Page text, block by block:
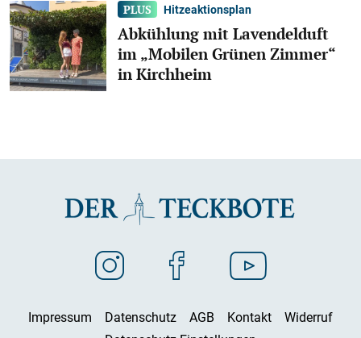
Hitzeaktionsplan
Abkühlung mit Lavendelduft
im „Mobilen Grünen Zimmer“
in Kirchheim
Impressum Datenschutz AGB Kontakt
Widerruf